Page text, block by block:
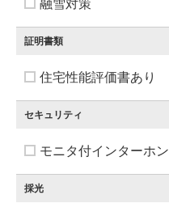
融雪対策
証明書類
住宅性能評価書あり
セキュリティ
モニタ付インターホン
採光